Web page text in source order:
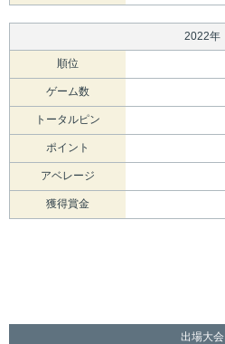
2022年
順位
ゲーム数
トータルピン
ポイント
アベレージ
獲得賞金
出場大会